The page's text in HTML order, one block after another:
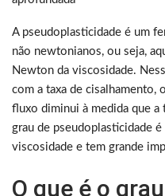
A pseudoplasticidade é um
não newtonianos, ou seja,
Newton da viscosidade.
com a taxa de cisalhamento,
fluxo diminui à medida que a
grau de pseudoplasticidade
viscosidade e tem grande
O que é o